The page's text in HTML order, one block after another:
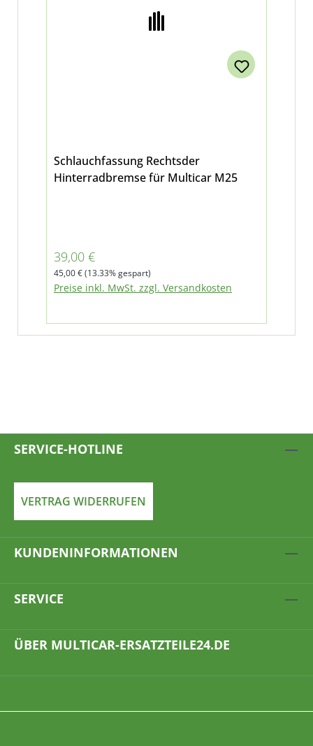
Schlauchfassung Rechtsder
Hinterradbremse für Multicar M25
Verkaufspreis:
39,00 €
Regulärer Preis:
45,00 €(13.33% gespart)
Preise inkl. MwSt. zzgl. Versandkosten
SERVICE-HOTLINE
VERTRAG WIDERRUFEN
KUNDENINFORMATIONEN
SERVICE
ÜBER MULTICAR-ERSATZTEILE24.DE